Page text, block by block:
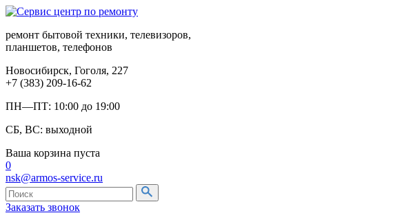
ремонт бытовой техники, телевизоров,
планшетов, телефонов
Новосибирск, Гоголя, 227
+7 (383) 209-16-62
ПН—ПТ: 10:00 до 19:00
СБ, ВС: выходной
Ваша корзина пуста
0
nsk@armos-service.ru
Заказать звонок